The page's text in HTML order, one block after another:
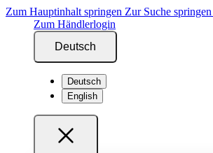
Zum Hauptinhalt springen Zur Suche springen
Zum Händlerlogin
Deutsch
Deutsch
English